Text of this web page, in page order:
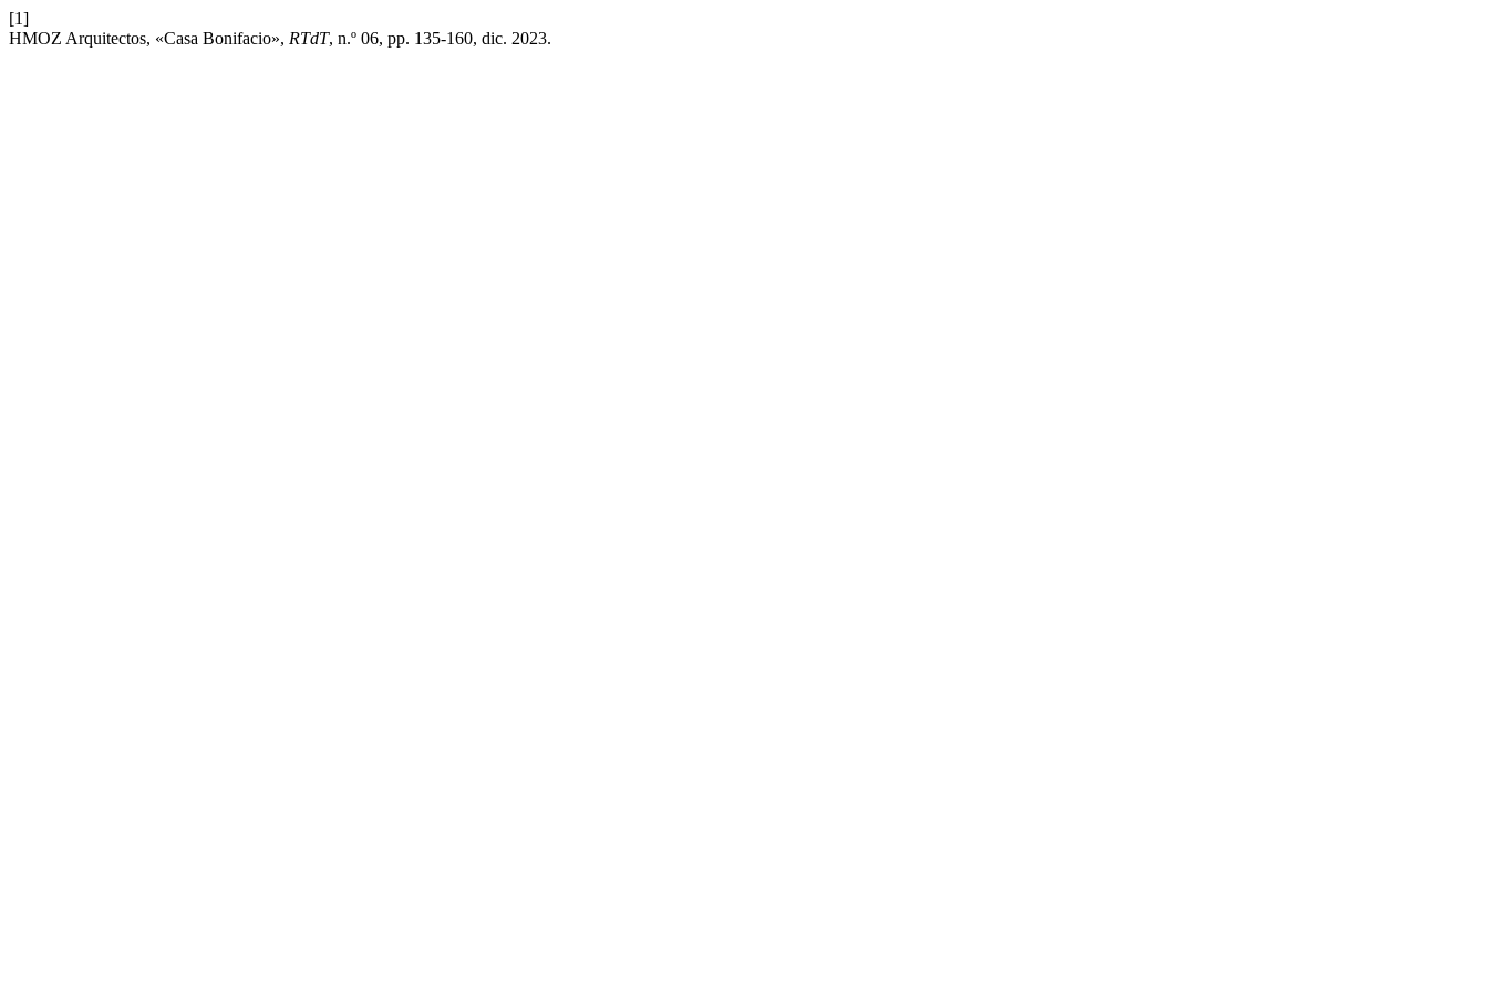
[1]
HMOZ Arquitectos, «Casa Bonifacio», RTdT, n.º 06, pp. 135-160, dic. 2023.